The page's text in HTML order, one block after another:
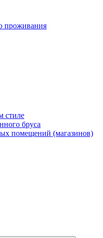
проживания
стиле
бруса
помещений (магазинов)